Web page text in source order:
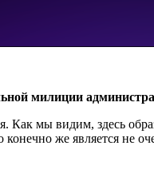
милиции
мы видим, здесь
конечно же является